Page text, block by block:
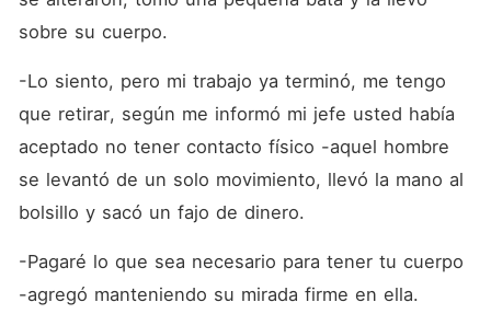
sobre su cuerpo.
-Lo siento, pero mi trabajo ya terminó, me tengo
que retirar, según me informó mi jefe usted había
aceptado no tener contacto físico -aquel hombre
se levantó de un solo movimiento, llevó la mano al
bolsillo y sacó un fajo de dinero.
-Pagaré lo que sea necesario para tener tu cuerpo
-agregó manteniendo su mirada firme en ella.